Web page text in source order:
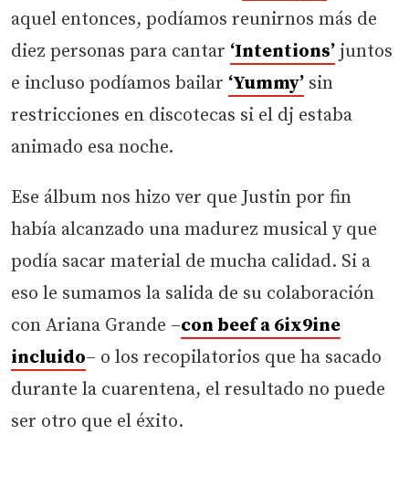
aquel entonces, podíamos reunirnos más de
diez personas para cantar ‘Intentions’ juntos
e incluso podíamos bailar ‘Yummy’ sin
restricciones en discotecas si el dj estaba
animado esa noche.
Ese álbum nos hizo ver que Justin por fin
había alcanzado una madurez musical y que
podía sacar material de mucha calidad. Si a
eso le sumamos la salida de su colaboración
con Ariana Grande –con beef a 6ix9ine
incluido– o los recopilatorios que ha sacado
durante la cuarentena, el resultado no puede
ser otro que el éxito.